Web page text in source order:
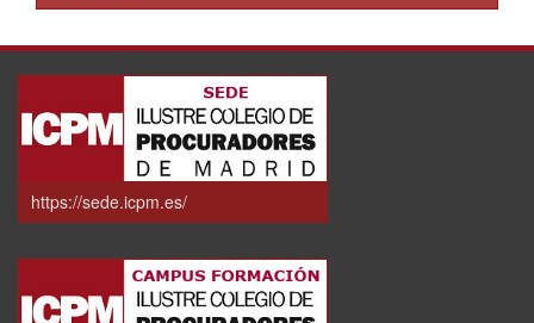
https://sede.icpm.es/